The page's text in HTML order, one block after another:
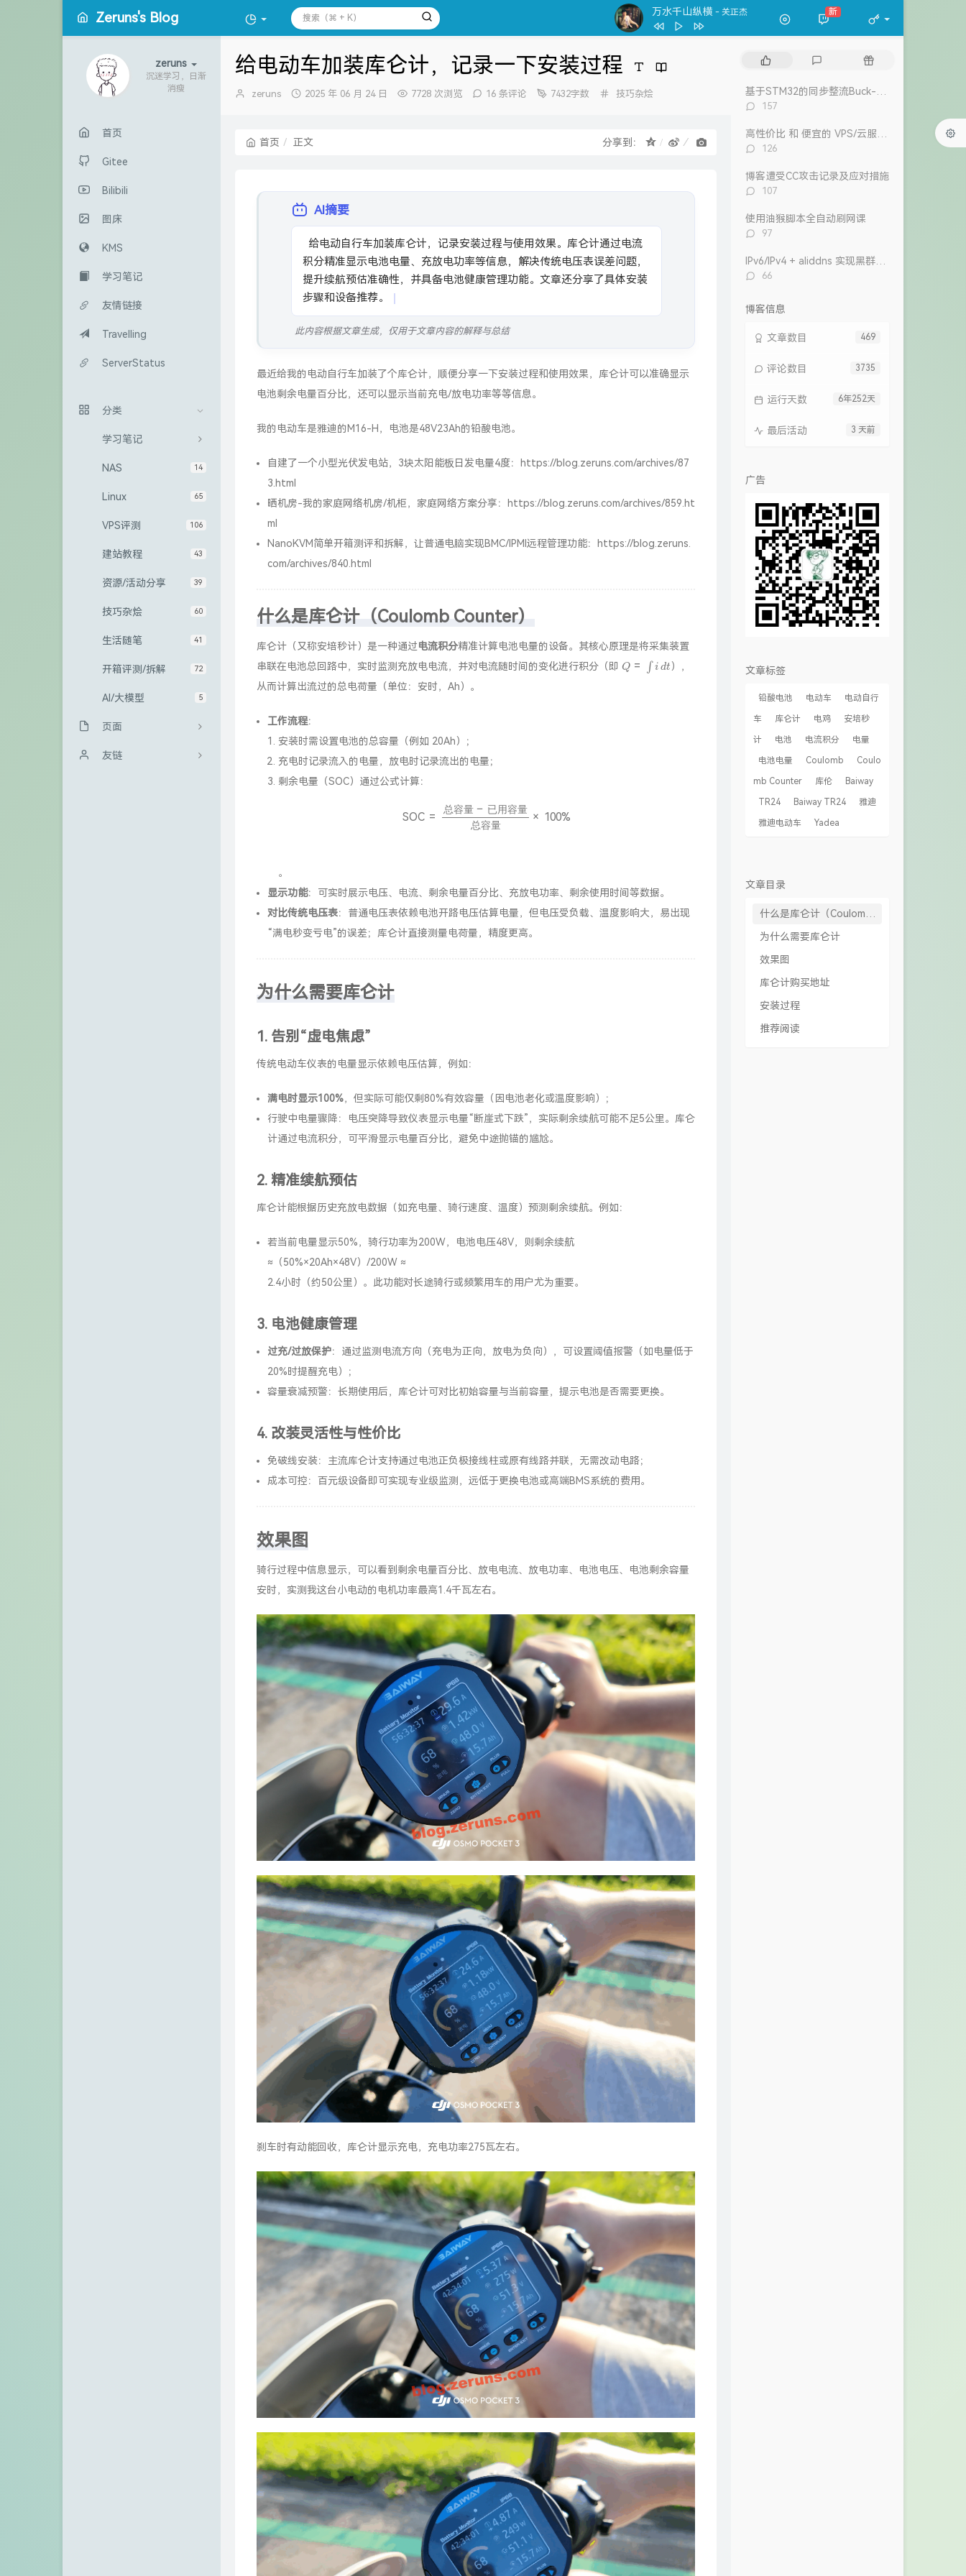
Zeruns's Blog 我的宣言 - 周柏豪
3 万水千山纵横 关正杰
狮子山下 罗文
6 风继续吹 (Live) 张国荣
古巨基
吴雨霏 / 周柏豪
陈奕迅 / eason and the duo band
洪卓立
新
zeruns
沉迷学习，日渐
消瘦
首页
Gitee
Bilibili
图床
KMS
学习笔记
友情链接
Travelling
ServerStatus
分类
学习笔记
14
NAS
65
Linux
106
VPS评测
43
建站教程
39
资源/活动分享
60
技巧杂烩
41
生活随笔
72
开箱评测/拆解
5
AI/大模型
页面
归档栏
友链
给电动车加装库仑计，记录一下安装过程
博
zeruns
发
2025 年 06 月 24 日 7728 次浏览 16 条评论 7432字数
分
技巧杂烩
首页 正文 分享到：
AI摘要
积分精准显示电池电量、充放电功率等信息，解决传统电压表误差问题，
提升续航预估准确性，并具备电池健康管理功能。文章还分享了具体安装
步骤和设备推荐。
此内容根据文章生成，仅用于文章内容的解释与总结
最近给我的电动自行车加装了个库仑计，顺便分享一下安装过程和使用效果，库仑计可以准确显示
电池剩余电量百分比，还可以显示当前充电/放电功率等等信息。
我的电动车是雅迪的M16-H，电池是48V23Ah的铅酸电池。
自建了一个小型光伏发电站，3块太阳能板日发电量4度：
https://blog.zeruns.com/archives/87
3.html
晒机房-我的家庭网络机房/机柜，家庭网络方案分享：
https://blog.zeruns.com/archives/859.ht
ml
NanoKVM简单开箱测评和拆解，让普通电脑实现BMC/IPMI远程管理功能：
https://blog.zeruns.
com/archives/840.html
什么是库仑计（Coulomb Counter）
库仑计（又称安培秒计）是一种通过电流积分精准计算电池电量的设备。其核心原理是将采集装置
串联在电池总回路中，实时监测充放电电流，并对电流随时间的变化进行积分（即 Q t
），
从而计算出流过的总电荷量（单位：安时，Ah）。
工作流程：
安装时需设置电池的总容量（例如 20Ah）；
充电时记录流入的电量，放电时记录流出的电量；
剩余电量（SOC）通过公式计算：
总容量−已用容量总容量
。
显示功能：可实时展示电压、电流、剩余电量百分比、充放电功率、剩余使用时间等数据。
对比传统电压表：普通电压表依赖电池开路电压估算电量，但电压受负载、温度影响大，易出现
“满电秒变亏电”的误差；库仑计直接测量电荷量，精度更高。
为什么需要库仑计
1. 告别“虚电焦虑”
传统电动车仪表的电量显示依赖电压估算，例如：
满电时显示100%，但实际可能仅剩80%有效容量（因电池老化或温度影响）；
行驶中电量骤降：电压突降导致仪表显示电量“断崖式下跌”，实际剩余续航可能不足5公里。库仑
计通过电流积分，可平滑显示电量百分比，避免中途抛锚的尴尬。
2. 精准续航预估
库仑计能根据历史充放电数据（如充电量、骑行速度、温度）预测剩余续航。例如：
若当前电量显示50%，骑行功率为200W，电池电压48V，则剩余续航
≈（50%×20Ah×48V）/200W ≈
2.4小时（约50公里）。此功能对长途骑行或频繁用车的用户尤为重要。
3. 电池健康管理
过充/过放保护：通过监测电流方向（充电为正向，放电为负向），可设置阈值报警（如电量低于
20%时提醒充电）；
容量衰减预警：长期使用后，库仑计可对比初始容量与当前容量，提示电池是否需要更换。
4. 改装灵活性与性价比
免破线安装：主流库仑计支持通过电池正负极接线柱或原有线路并联，无需改动电路；
成本可控：百元级设备即可实现专业级监测，远低于更换电池或高端BMS系统的费用。
效果图
骑行过程中信息显示，可以看到剩余电量百分比、放电电流、放电功率、电池电压、电池剩余容量
安时，实测我这台小电动的电机功率最高1.4千瓦左右。
刹车时有动能回收，库仑计显示充电，充电功率275瓦左右。
文
章
评
随
评
数：
157
评
数：
126
博客遭受CC攻击记录及应对措施
评
数：
107
使用油猴脚本全自动刷网课
评
数：
97
评
66
博客信息
469
文章数目
3735
评论数目
6年252天
运行天数
3 天前
最后活动
广告
文章标签
铅酸电池 电动车 电动自行
车 库仑计 电鸡 安培秒
计 电池 电流积分 电量
电池电量 Coulomb Coulo
mb Counter 库伦 Baiway
TR24 Baiway TR24 雅迪
雅迪电动车 Yadea
文章目录
为什么需要库仑计
效果图
库仑计购买地址
安装过程
推荐阅读